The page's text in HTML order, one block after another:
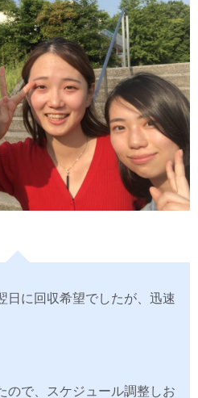
日に回収希望でしたが、迅速
ので、スケジュール調整しお